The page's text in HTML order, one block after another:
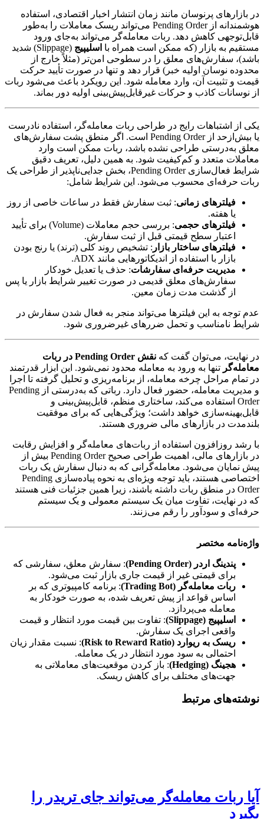
در بازارهای پرنوسان مانند زمان انتشار اخبار اقتصادی، استفاده
هوشمندانه از Pending Order می‌تواند ریسک معاملات را به‌طور
قابل‌توجهی کاهش دهد. ربات معامله‌گر می‌تواند به‌جای ورود
مستقیم به بازار (که ممکن است همراه با اسلیپیج
(Slippage) شدید
باشد)، سفارش‌های معلق را در سطوحی امن‌تر (مثلاً خارج از
محدوده نوسان اولیه خبر) قرار دهد و تنها در صورت تأیید حرکت
قیمت و تثبیت آن، وارد معامله شود. این رویکرد باعث می‌شود ربات
از نوسانات کاذب و حرکات غیرقابل‌پیش‌بینی اولیه دور بماند.
یکی از اشتباهات رایج در طراحی ربات معامله‌گر، استفاده نادرست
یا بیش‌ازحد از Pending Order است. اگر منطق پشت سفارش‌های
معلق به‌درستی طراحی نشده باشد، ربات ممکن است وارد
معاملات متعدد و کم‌کیفیت شود. به همین دلیل، تعریف دقیق
شرایط فعال‌سازی Pending Order، بخش جدایی‌ناپذیر از طراحی یک
ربات حرفه‌ای محسوب می‌شود. این شرایط شامل:
فیلترهای زمانی: ثبت سفارش فقط در ساعات خاصی از روز
یا هفته.
فیلترهای حجمی
: بررسی حجم معاملات (Volume) برای تأیید
اعتبار سطح قیمتی قبل از ثبت سفارش.
فیلترهای ساختار بازار : تشخیص روند کلی (ترند) یا رنج بودن
بازار با استفاده از اندیکاتورهایی مانند ADX.
مدیریت حرفه‌ای سفارشات: حذف یا تعدیل خودکار
سفارش‌های معلق قدیمی در صورت تغییر شرایط بازار یا پس
از گذشت مدت زمان معین.
عدم توجه به این فیلترها می‌تواند منجر به فعال شدن سفارش در
شرایط نامناسب و تحمل ضررهای غیرضروری شود.
در نهایت، می‌توان گفت که
نقش Pending Order در ربات
معامله‌گر تنها به ورود به معامله محدود نمی‌شود. این ابزار قدرتمند
در تمام مراحل چرخه معامله، از برنامه‌ریزی و تحلیل گرفته تا اجرا
و مدیریت معامله، حضور فعال دارد. رباتی که به‌درستی از Pending
Order استفاده می‌کند، ساختاری منظم، قابل‌پیش‌بینی و
قابل‌بهینه‌سازی خواهد داشت؛ ویژگی‌هایی که برای موفقیت
بلندمدت در بازارهای مالی ضروری هستند.
با رشد روزافزون استفاده از ربات‌های معامله‌گر و افزایش رقابت
در بازارهای مالی، اهمیت طراحی صحیح Pending Order بیش از
پیش نمایان می‌شود. معامله‌گرانی که به دنبال سفارش یک ربات
اختصاصی هستند، باید توجه ویژه‌ای به نحوه پیاده‌سازی Pending
Order در منطق ربات داشته باشند، زیرا همین جزئیات فنی هستند
که در نهایت، تفاوت میان یک سیستم معمولی و یک سیستم
حرفه‌ای و سودآور را رقم می‌زنند.
واژه‌نامه مختصر
پندینگ اردر (Pending Order)
: سفارش معلق، سفارشی که
برای قیمتی غیر از قیمت جاری بازار ثبت می‌شود.
ربات معامله‌گر (Trading Bot)
: برنامه کامپیوتری که بر
اساس قواعد از پیش تعریف شده، به صورت خودکار به
معامله می‌پردازد.
اسلیپیج (Slippage)
: تفاوت بین قیمت مورد انتظار و قیمت
واقعی اجرای یک سفارش.
ریسک به ریوارد (Risk to Reward Ratio)
: نسبت مقدار زیان
احتمالی به سود مورد انتظار در یک معامله.
هجینگ (Hedging)
: باز کردن موقعیت‌های معاملاتی به
جهت‌های مختلف برای کاهش ریسک.
نوشته‌های مرتبط
آیا ربات معامله‌گر می‌تواند جای تریدر را
بگیرد